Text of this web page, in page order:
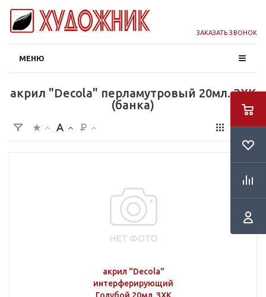
ЗАКАЗАТЬ ЗВОНОК
МЕНЮ
акрил "Decola" перламутровый 20мл. ЗХК
(банка)
акрил "Decola"
интерферирующий